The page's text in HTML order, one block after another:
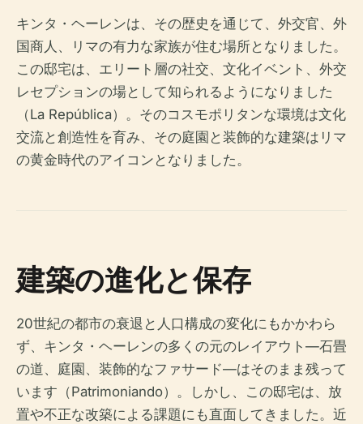
キンタ・ヘーレンは、その歴史を通じて、外交官、外
国商人、リマの有力な家族が住む場所となりました。
この邸宅は、エリート層の社交、文化イベント、外交
レセプションの場として知られるようになりました
（La República）。そのコスモポリタンな環境は文化
交流と創造性を育み、その庭園と装飾的な建築はリマ
の黄金時代のアイコンとなりました。
建築の進化と保存
20世紀の都市の衰退と人口構成の変化にもかかわら
ず、キンタ・ヘーレンの多くの元のレイアウト—石畳
の道、庭園、装飾的なファサード—はそのまま残って
います（Patrimoniando）。しかし、この邸宅は、放
置や不正な改築による課題にも直面してきました。近